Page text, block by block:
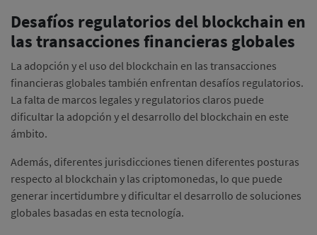
Desafíos regulatorios del blockchain en
las transacciones financieras globales
La adopción y el uso del blockchain en las transacciones
financieras globales también enfrentan desafíos regulatorios.
La falta de marcos legales y regulatorios claros puede
dificultar la adopción y el desarrollo del blockchain en este
ámbito.
Además, diferentes jurisdicciones tienen diferentes posturas
respecto al blockchain y las criptomonedas, lo que puede
generar incertidumbre y dificultar el desarrollo de soluciones
globales basadas en esta tecnología.